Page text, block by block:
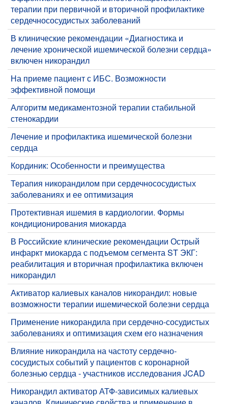
терапии при первичной и вторичной профилактике
сердечнососудистых заболеваний
В клинические рекомендации «Диагностика и
лечение хронической ишемической болезни сердца»
включен никорандил
На приеме пациент с ИБС. Возможности
эффективной помощи
Алгоритм медикаментозной терапии стабильной
стенокардии
Лечение и профилактика ишемической болезни
сердца
Кординик: Особенности и преимущества
Терапия никорандилом при сердечнососудистых
заболеваниях и ее оптимизация
Протективная ишемия в кардиологии. Формы
кондиционирования миокарда
В Российские клинические рекомендации Острый
инфаркт миокарда с подъемом сегмента ST ЭКГ:
реабилитация и вторичная профилактика включен
никорандил
Активатор калиевых каналов никорандил: новые
возможности терапии ишемической болезни сердца
Применение никорандила при сердечно-сосудистых
заболеваниях и оптимизация схем его назначения
Влияние никорандила на частоту сердечно-
сосудистых событий у пациентов с коронарной
болезнью сердца - участников исследования JCAD
Никорандил активатор АТФ-зависимых калиевых